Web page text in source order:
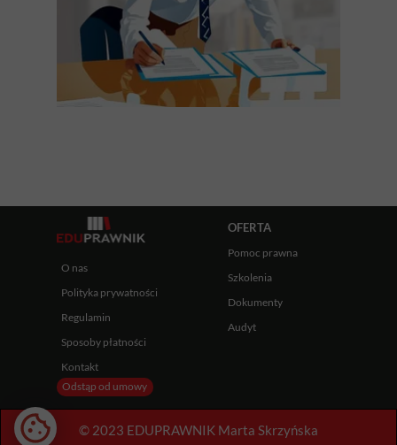
Odstąp od umowy
© 2023 EDUPRAWNIK Marta Skrzyńska
O nas
Polityka prywatności
Regulamin
Sposoby płatności
Kontakt
OFERTA
Pomoc prawna
Szkolenia
Dokumenty
Audyt